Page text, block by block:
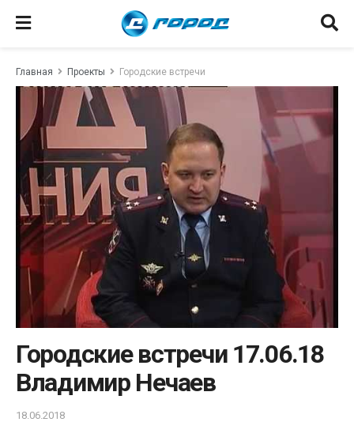
Главная Проекты Городские встречи
Городские встречи 17.06.18
Владимир Нечаев
18.06.2018